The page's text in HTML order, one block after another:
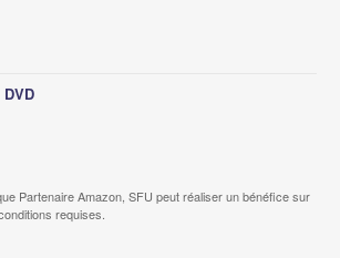
Partenaire Amazon, SFU peut réaliser un bénéfice sur
requises.